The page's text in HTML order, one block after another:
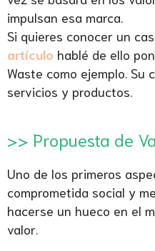
impulsan esa marca.
Si quieres conocer un
artículo hablé de ello
Waste como ejemplo. Su
servicios y productos.
>> Propuesta de
Uno de los primeros
comprometida social y
hacerse un hueco en el
valor.